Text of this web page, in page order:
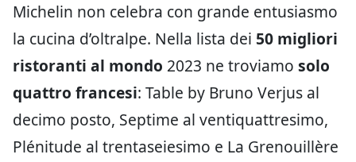
Michelin non celebra con grande entusiasmo
la cucina d’oltralpe. Nella lista dei 50 migliori
ristoranti al mondo 2023 ne troviamo solo
quattro francesi: Table by Bruno Verjus al
decimo posto, Septime al ventiquattresimo,
Plénitude al trentaseiesimo e La Grenouillère